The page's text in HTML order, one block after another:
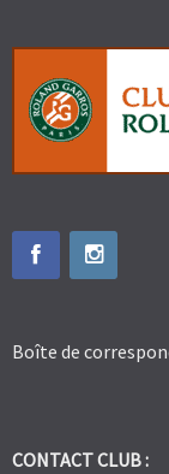
Boîte de
CONTACT CLUB :